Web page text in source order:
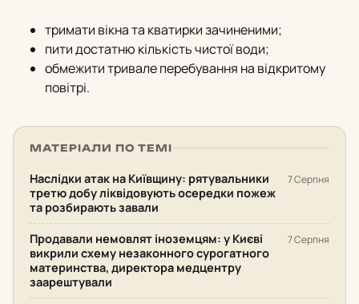
тримати вікна та кватирки зачиненими;
пити достатню кількість чистої води;
обмежити тривале перебування на відкритому
повітрі.
МАТЕРІАЛИ ПО ТЕМІ
Наслідки атак на Київщину: рятувальники
третю добу ліквідовують осередки пожеж
та розбирають завали
7 Серпня
Продавали немовлят іноземцям: у Києві
викрили схему незаконного сурогатного
материнства, директора медцентру
заарештували
7 Серпня